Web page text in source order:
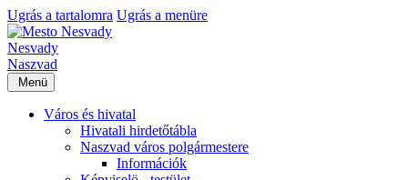
Ugrás a tartalomra Ugrás a menüre
Nesvady
Naszvad
Menü
Város és hivatal
Hivatali hirdetőtábla
Naszvad város polgármestere
Információk